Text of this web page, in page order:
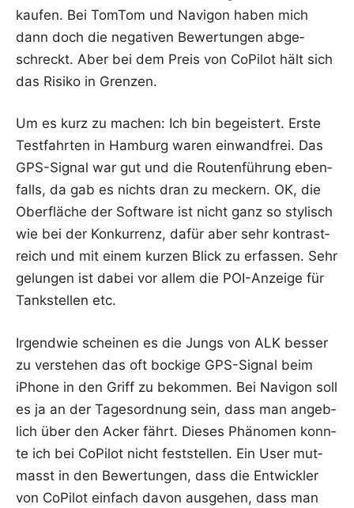
kau­fen. Bei Tom­Tom und Navi­gon haben mich
dann doch die nega­ti­ven Bewer­tun­gen abge­
schreckt. Aber bei dem Preis von CoPi­lot hält sich
das Risi­ko in Grenzen.
Um es kurz zu machen: Ich bin begeis­tert. Ers­te
Test­fahr­ten in Ham­burg waren ein­wand­frei. Das
GPS-Signal war gut und die Rou­ten­füh­rung eben­
falls, da gab es nichts dran zu meckern. OK, die
Ober­flä­che der Soft­ware ist nicht ganz so sty­lisch
wie bei der Kon­kur­renz, dafür aber sehr kon­trast­
reich und mit einem kur­zen Blick zu erfas­sen. Sehr
gelun­gen ist dabei vor allem die POI-Anzei­ge für
Tank­stel­len etc.
Irgend­wie schei­nen es die Jungs von ALK bes­ser
zu ver­ste­hen das oft bocki­ge GPS-Signal beim
iPho­ne in den Griff zu bekom­men. Bei Navi­gon soll
es ja an der Tages­ord­nung sein, dass man angeb­
lich über den Acker fährt. Die­ses Phä­no­men konn­
te ich bei CoPi­lot nicht fest­stel­len. Ein User mut­
masst in den Bewer­tun­gen, dass die Ent­wick­ler
von CoPi­lot ein­fach davon aus­ge­hen, dass man